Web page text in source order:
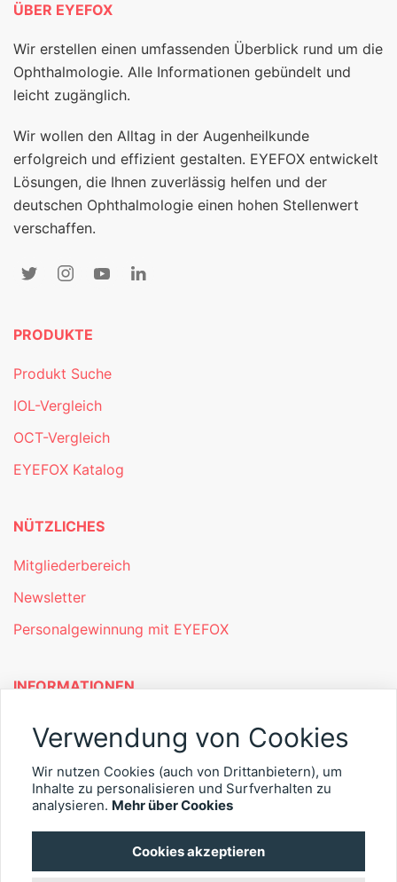
ÜBER EYEFOX
Wir erstellen einen umfassenden Überblick rund um die
Ophthalmologie. Alle Informationen gebündelt und
leicht zugänglich.
Wir wollen den Alltag in der Augenheilkunde
erfolgreich und effizient gestalten. EYEFOX entwickelt
Lösungen, die Ihnen zuverlässig helfen und der
deutschen Ophthalmologie einen hohen Stellenwert
verschaffen.
PRODUKTE
Produkt Suche
IOL-Vergleich
OCT-Vergleich
EYEFOX Katalog
NÜTZLICHES
Mitgliederbereich
Newsletter
Personalgewinnung mit EYEFOX
INFORMATIONEN
Was ist EYEFOX – Ihre Möglichkeiten
Kontakt
Verwendung von Cookies
Wir nutzen Cookies (auch von Drittanbietern), um
Inhalte zu personalisieren und Surfverhalten zu
analysieren. Mehr über Cookies
Cookies akzeptieren